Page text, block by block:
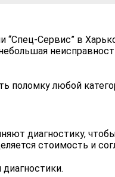
“Спец-Сервис” в
поломку любой
диагностику,
стоимость и